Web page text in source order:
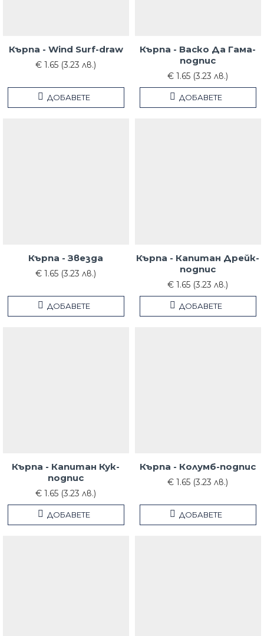
Кърпа - Wind Surf-draw
€ 1.65 (3.23 лв.)
ДОБАВЕТЕ
Кърпа - Васко Да Гама-
подпис
€ 1.65 (3.23 лв.)
ДОБАВЕТЕ
Кърпа - Звезда
€ 1.65 (3.23 лв.)
ДОБАВЕТЕ
Кърпа - Капитан Дрейк-
подпис
€ 1.65 (3.23 лв.)
ДОБАВЕТЕ
Кърпа - Капитан Кук-
подпис
€ 1.65 (3.23 лв.)
ДОБАВЕТЕ
Кърпа - Колумб-подпис
€ 1.65 (3.23 лв.)
ДОБАВЕТЕ